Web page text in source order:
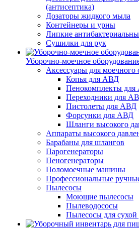
(антисептика)
Дозаторы жидкого мыла
Контейнеры и урны
Липкие
Сушилки для рук
Уборочно-моечное
Аксессуары для моечного
Копья для АВД
Пенокомплекты
Переходники для
Пистолеты для АВД
Форсунки для АВД
Шланги высокого
Аппараты высокого
Барабаны для шлангов
Парогенераторы
Пеногенераторы
Поломоечные машины
Профессиональные
Пылесосы
Моющие пылесосы
Пылеводососы
Пылесосы для сухой